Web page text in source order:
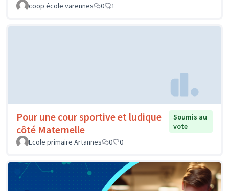
coop école varennes
0 1
Pour une cour sportive et ludique
côté Maternelle
Soumis au
vote
Ecole primaire Artannes
0 0